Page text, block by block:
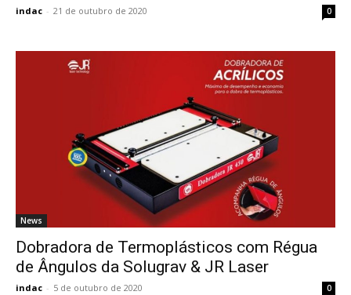
indac - 21 de outubro de 2020 0
News
Dobradora de Termoplásticos com Régua
de Ângulos da Solugrav & JR Laser
indac - 5 de outubro de 2020 0